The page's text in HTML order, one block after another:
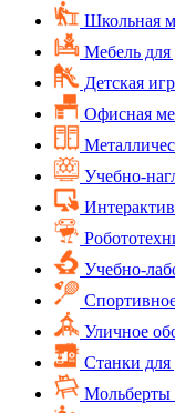
Школьная
Мебель для
Детская
Офисная
Учебно-
Учебно-
Уличное
Cтанки
Мольберты